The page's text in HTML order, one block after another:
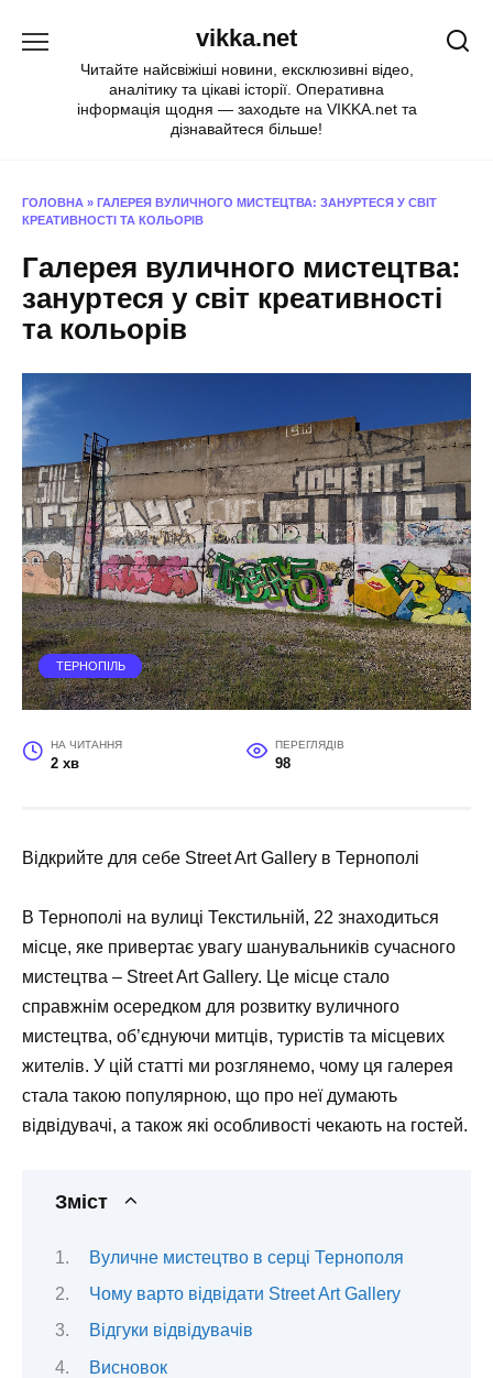
vikka.net
Читайте найсвіжіші новини, ексклюзивні відео,
аналітику та цікаві історії. Оперативна
інформація щодня — заходьте на VIKKA.net та
дізнавайтеся більше!
ГОЛОВНА » ГАЛЕРЕЯ ВУЛИЧНОГО МИСТЕЦТВА: ЗАНУРТЕСЯ У СВІТ
КРЕАТИВНОСТІ ТА КОЛЬОРІВ
Галерея вуличного мистецтва:
зануртеся у світ креативності
та кольорів
ТЕРНОПІЛЬ
НА ЧИТАННЯ
2 хв
ПЕРЕГЛЯДІВ
98
Відкрийте для себе Street Art Gallery в Тернополі
В Тернополі на вулиці Текстильній, 22 знаходиться
місце, яке привертає увагу шанувальників сучасного
мистецтва – Street Art Gallery. Це місце стало
справжнім осередком для розвитку вуличного
мистецтва, об’єднуючи митців, туристів та місцевих
жителів. У цій статті ми розглянемо, чому ця галерея
стала такою популярною, що про неї думають
відвідувачі, а також які особливості чекають на гостей.
Зміст
Вуличне мистецтво в серці Тернополя
Чому варто відвідати Street Art Gallery
Відгуки відвідувачів
Висновок